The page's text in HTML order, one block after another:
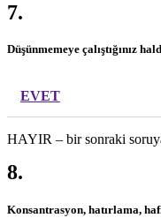
7.
Düşünmemeye çalıştığınız
EVET
HAYIR – bir sonraki
8.
Konsantrasyon, hatırlama,